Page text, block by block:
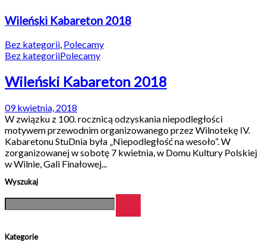
Wileński Kabareton 2018
Bez kategorii, Polecamy
Bez kategoriiPolecamy
Wileński Kabareton 2018
09 kwietnia, 2018
W związku z 100. rocznicą odzyskania niepodległości
motywem przewodnim organizowanego przez Wilnotekę IV.
Kabaretonu StuDnia była „Niepodległość na wesoło”. W
zorganizowanej w sobotę 7 kwietnia, w Domu Kultury Polskiej
w Wilnie, Gali Finałowej...
Wyszukaj
Kategorie